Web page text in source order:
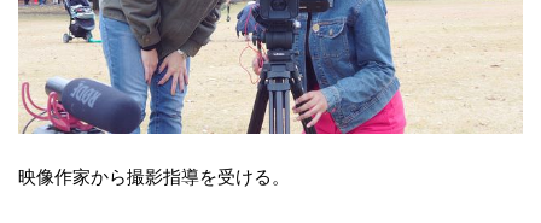
映像作家から撮影指導を受ける。